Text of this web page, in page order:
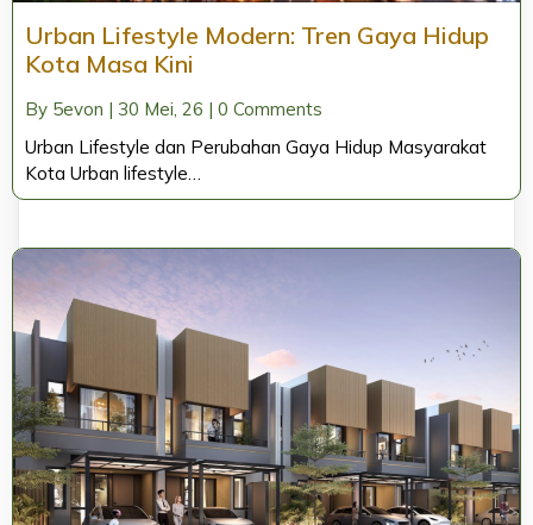
Urban Lifestyle Modern: Tren Gaya Hidup
Kota Masa Kini
By 5evon | 30 Mei, 26 | 0 Comments
Urban Lifestyle dan Perubahan Gaya Hidup Masyarakat
Kota Urban lifestyle…